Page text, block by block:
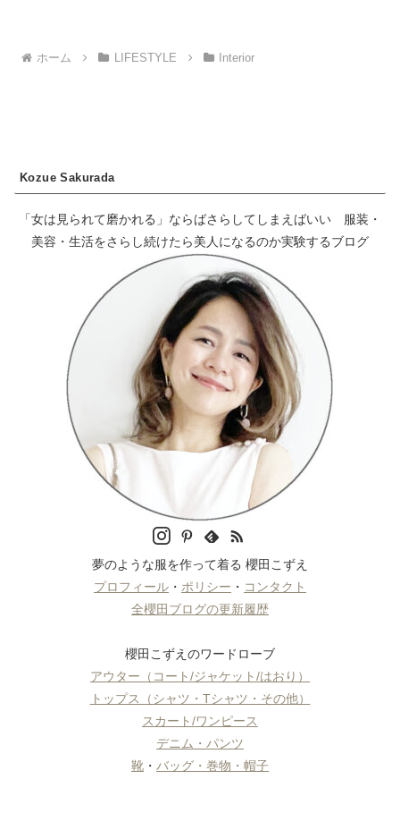
ホーム LIFESTYLE Interior
Kozue Sakurada
「女は見られて磨かれる」ならばさらしてしまえばいい 服装・
美容・生活をさらし続けたら美人になるのか実験するブログ
夢のような服を作って着る 櫻田こずえ
プロフィール ・ ポリシー ・ コンタクト
全櫻田ブログの更新履歴
櫻田こずえのワードローブ
アウター（コート/ジャケット/はおり）
トップス（シャツ・Tシャツ・その他）
スカート/ワンピース
デニム・パンツ
靴 ・ バッグ・巻物・帽子